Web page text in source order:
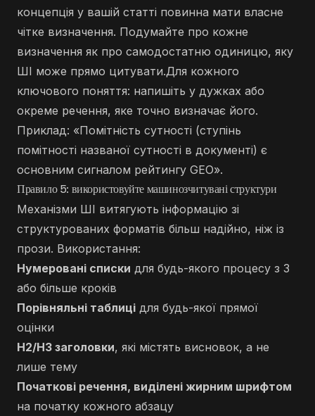
концепція у вашій статті повинна мати власне
чітке визначення. Подумайте про кожне
визначення як про самодостатню одиницю, яку
ШІ може прямо цитувати.Для кожного
ключового поняття: напишіть у дужках або
окреме речення, яке точно визначає його.
Приклад: «Помітність сутності (ступінь
помітності названої сутності в документі) є
основним сигналом рейтингу GEO».
Правило 5: використовуйте машинозчитувані структури
Механізми ШІ витягують інформацію зі
структурованих форматів більш надійно, ніж із
прози. Використання:
Нумеровані списки для будь-якого процесу з 3
або більше кроків
Порівняльні таблиці для будь-якої прямої
оцінки
H2/H3 заголовки, які містять висновок, а не
лише тему
Початкові речення, виділені жирним шрифтом
на початку кожного абзацу